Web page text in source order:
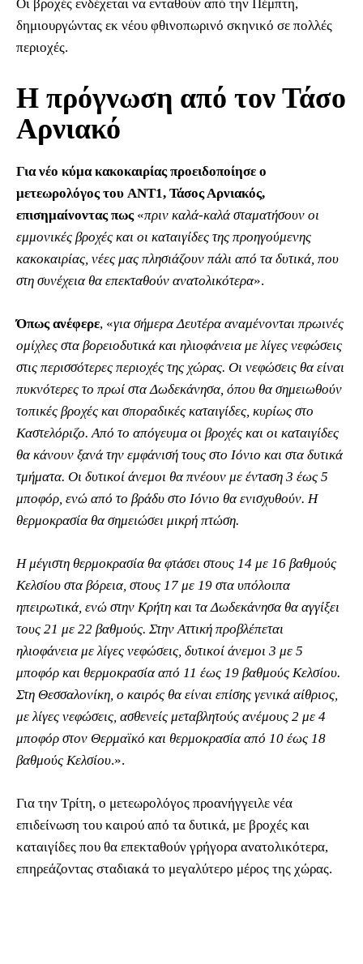
Οι βροχές ενδέχεται να ενταθούν από την Πέμπτη,
δημιουργώντας εκ νέου φθινοπωρινό σκηνικό σε πολλές
περιοχές.
Η πρόγνωση από τον Τάσο
Αρνιακό
Για νέο κύμα κακοκαιρίας προειδοποίησε ο
μετεωρολόγος του ANT1, Τάσος Αρνιακός,
επισημαίνοντας πως«πριν καλά-καλά σταματήσουν οι
εμμονικές βροχές και οι καταιγίδες της προηγούμενης
κακοκαιρίας, νέες μας πλησιάζουν πάλι από τα δυτικά, που
στη συνέχεια θα επεκταθούν ανατολικότερα».
Όπως ανέφερε, «για σήμερα Δευτέρα αναμένονται πρωινές
ομίχλες στα βορειοδυτικά και ηλιοφάνεια με λίγες νεφώσεις
στις περισσότερες περιοχές της χώρας. Οι νεφώσεις θα είναι
πυκνότερες το πρωί στα Δωδεκάνησα, όπου θα σημειωθούν
τοπικές βροχές και σποραδικές καταιγίδες, κυρίως στο
Καστελόριζο. Από το απόγευμα οι βροχές και οι καταιγίδες
θα κάνουν ξανά την εμφάνισή τους στο Ιόνιο και στα δυτικά
τμήματα. Οι δυτικοί άνεμοι θα πνέουν με ένταση 3 έως 5
μποφόρ, ενώ από το βράδυ στο Ιόνιο θα ενισχυθούν. Η
θερμοκρασία θα σημειώσει μικρή πτώση.
Η μέγιστη θερμοκρασία θα φτάσει στους 14 με 16 βαθμούς
Κελσίου στα βόρεια, στους 17 με 19 στα υπόλοιπα
ηπειρωτικά, ενώ στην Κρήτη και τα Δωδεκάνησα θα αγγίξει
τους 21 με 22 βαθμούς. Στην Αττική προβλέπεται
ηλιοφάνεια με λίγες νεφώσεις, δυτικοί άνεμοι 3 με 5
μποφόρ και θερμοκρασία από 11 έως 19 βαθμούς Κελσίου.
Στη Θεσσαλονίκη, ο καιρός θα είναι επίσης γενικά αίθριος,
με λίγες νεφώσεις, ασθενείς μεταβλητούς ανέμους 2 με 4
μποφόρ στον Θερμαϊκό και θερμοκρασία από 10 έως 18
βαθμούς Κελσίου.».
Για την Τρίτη, ο μετεωρολόγος προανήγγειλε νέα
επιδείνωση του καιρού από τα δυτικά, με βροχές και
καταιγίδες που θα επεκταθούν γρήγορα ανατολικότερα,
επηρεάζοντας σταδιακά το μεγαλύτερο μέρος της χώρας.